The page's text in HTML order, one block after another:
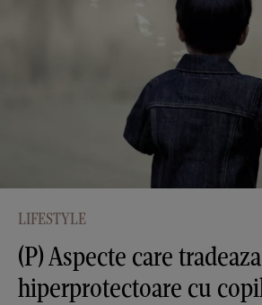
LIFESTYLE
(P) Aspecte care
hiperprotectoare cu